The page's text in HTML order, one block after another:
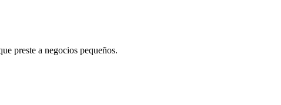
preste a negocios pequeños.